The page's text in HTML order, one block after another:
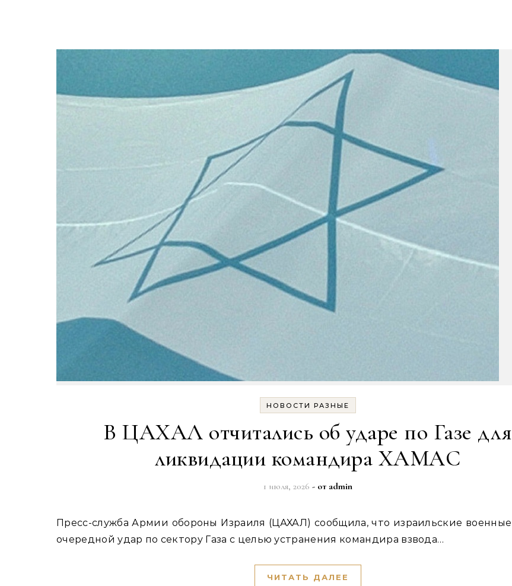
НОВОСТИ РАЗНЫЕ
В ЦАХАЛ отчитались об ударе по Газе для
ликвидации командира ХАМАС
1 июля, 2026 - от admin
Пресс-служба Армии обороны Израиля (ЦАХАЛ) сообщила, что израильские военные нанесли
очередной удар по сектору Газа с целью устранения командира взвода…
ЧИТАТЬ ДАЛЕЕ